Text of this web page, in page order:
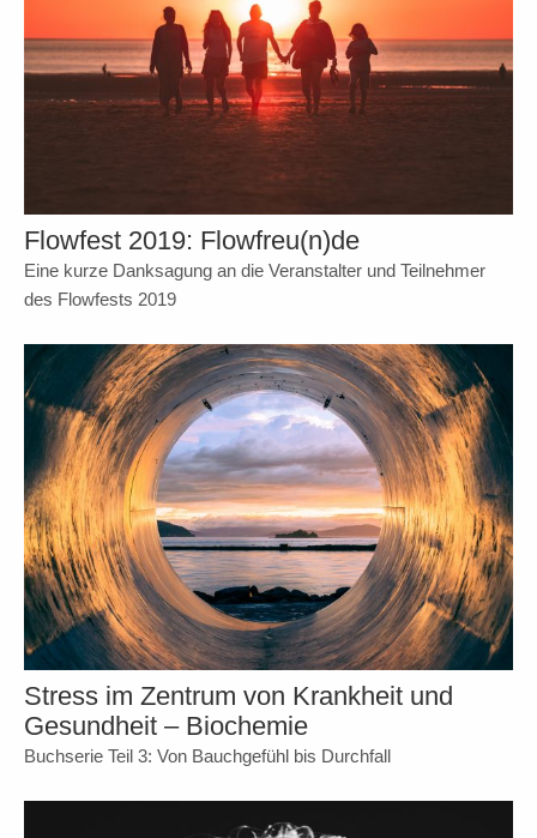
Flowfest 2019: Flowfreu(n)de
Eine kurze Danksagung an die Veranstalter und Teilnehmer
des Flowfests 2019
Stress im Zentrum von Krankheit und
Gesundheit – Biochemie
Buchserie Teil 3: Von Bauchgefühl bis Durchfall